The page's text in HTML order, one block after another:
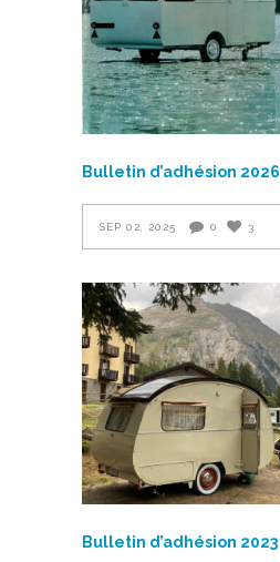
Bulletin d’adhésion 2026
SEP 02, 2025 0 3
Bulletin d’adhésion 2023